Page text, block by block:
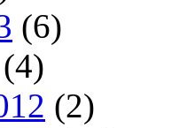
(6)
(4)
(2)